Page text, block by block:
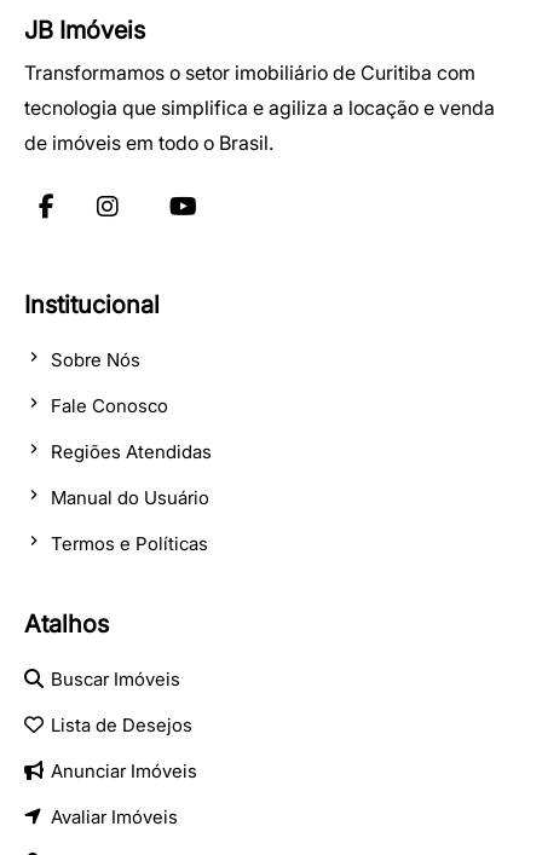
JB Imóveis
Transformamos o setor imobiliário de Curitiba com
tecnologia que simplifica e agiliza a locação e venda
de imóveis em todo o Brasil.
Institucional
Sobre Nós
Fale Conosco
Regiões Atendidas
Manual do Usuário
Termos e Políticas
Atalhos
Buscar Imóveis
Lista de Desejos
Anunciar Imóveis
Avaliar Imóveis